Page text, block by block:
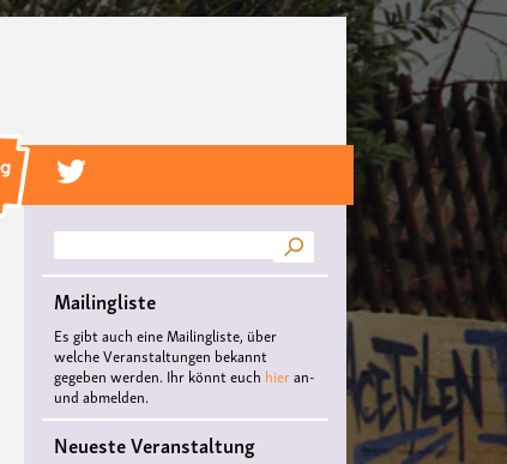
Suche
Mailingliste
Es gibt auch eine Mailingliste, über
welche Veranstaltungen bekannt
gegeben werden. Ihr könnt euch hieran-
und abmelden.
Neueste Veranstaltung